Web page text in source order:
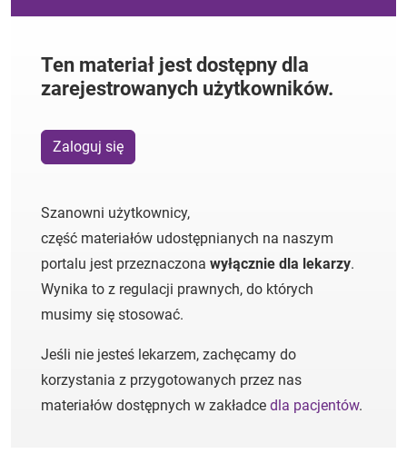
Ten materiał jest dostępny dla
zarejestrowanych użytkowników.
Zaloguj się
Szanowni użytkownicy,
część materiałów udostępnianych na naszym
portalu jest przeznaczona wyłącznie dla lekarzy.
Wynika to z regulacji prawnych, do których
musimy się stosować.
Jeśli nie jesteś lekarzem, zachęcamy do
korzystania z przygotowanych przez nas
materiałów dostępnych w zakładce dla pacjentów.